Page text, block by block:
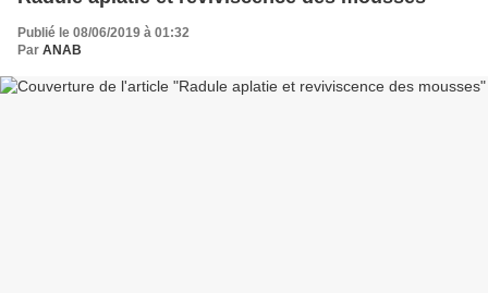
Publié le 08/06/2019 à 01:32
Par ANAB